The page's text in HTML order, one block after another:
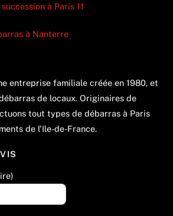
à Paris 11
à Nanterre
entreprise familiale créée en 1980, et
de locaux. Originaires de
tout types de débarras à Paris
de l'Ile-de-France.